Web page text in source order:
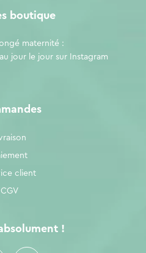
client
CGV
!
boutique
maternité :
jour le jour sur
Instagram